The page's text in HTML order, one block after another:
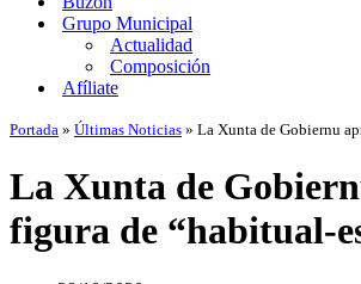
Grupo Municipal
Actualidad
Composición
Afíliate
Portada » Últimas Noticias » La Xunta de Gobiernu
La Xunta de
figura de “habitual-